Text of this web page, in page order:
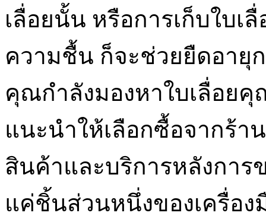
เลื่อยนั้น หรือการเก็บใบเ
ความชื้น ก็จะช่วยยืดอายุ
คุณกำลังมองหาใบเลื่อย
แนะนำให้เลือกซื้อจากร้า
สินค้าและบริการหลังการ
แค่ชิ้นส่วนหนึ่งของเครื่อ